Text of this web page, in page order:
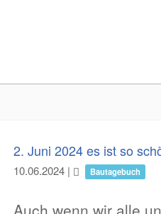
2. Juni 2024 es ist so
10.06.2024 | Bautagebuch
Auch wenn wir alle